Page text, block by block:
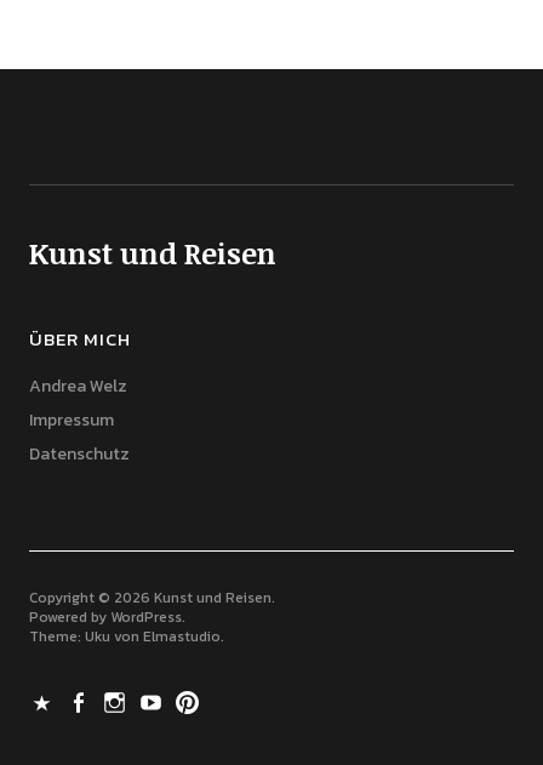
Kunst und Reisen
ÜBER MICH
Andrea Welz
Impressum
Datenschutz
Copyright © 2026 Kunst und Reisen
Powered by WordPress
Theme: Uku von Elmastudio